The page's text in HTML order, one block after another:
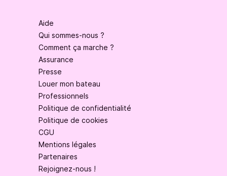
Aide
Qui sommes-nous ?
Comment ça marche ?
Assurance
Presse
Louer mon bateau
Professionnels
Politique de confidentialité
Politique de cookies
CGU
Mentions légales
Partenaires
Rejoignez-nous !